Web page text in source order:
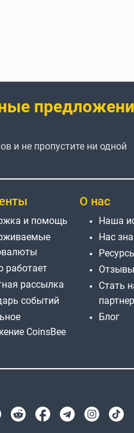
и не пропустите ни одной
и помощь
работает
рассылка
событий
CoinsBee
О нас
Наша
Нас
Стать
Блог